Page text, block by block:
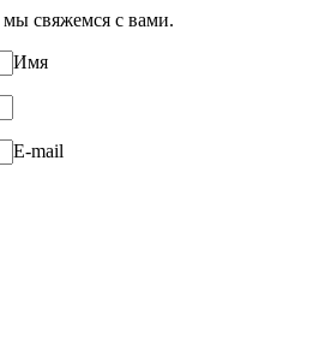
свяжемся с вами.
Имя
E-mail